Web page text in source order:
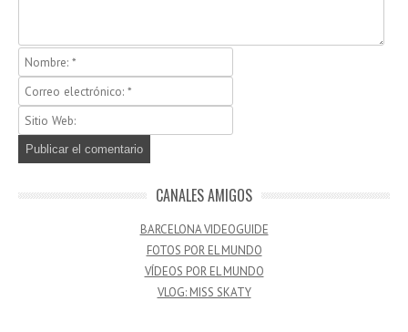
CANALES AMIGOS
BARCELONA VIDEOGUIDE
FOTOS POR EL MUNDO
VÍDEOS POR EL MUNDO
VLOG: MISS SKATY